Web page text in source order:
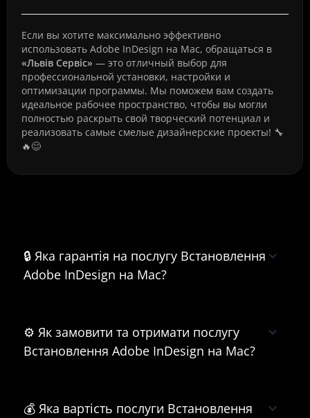
Если вы хотите максимально эффективно
использовать Adobe InDesign на Mac, обращаться в
«Львів Сервіс» — это отличный выбор для
профессиональной установки, настройки и
оптимизации программы. Мы поможем вам создать
идеальное рабочее пространство, чтобы вы могли
полностью раскрыть свой творческий потенциал и
реализовать самые смелые дизайнерские проекты! 🔧
🔥😊
🔒 Яка гарантія на послугу Встановлення
Adobe InDesign на Mac?
⚙️ Як замовити та отримати послугу
Встановлення Adobe InDesign на Mac?
💰 Яка вартість послуги Встановлення